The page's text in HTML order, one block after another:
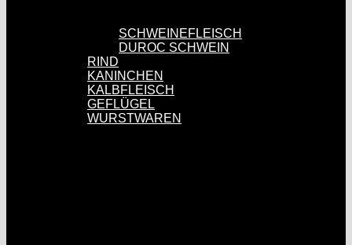
SCHWEINEFLEISCH
DUROC SCHWEIN
RIND
KANINCHEN
KALBFLEISCH
GEFLÜGEL
WURSTWAREN